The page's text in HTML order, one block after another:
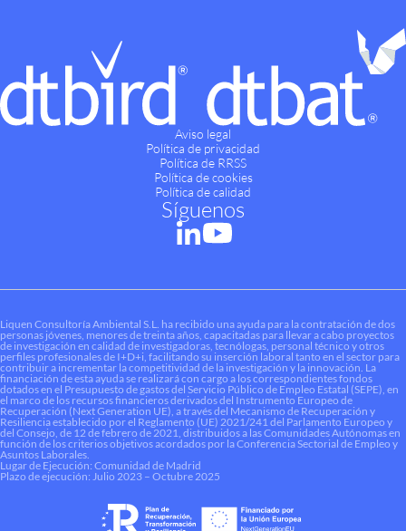
Aviso legal
Política de privacidad
Política de RRSS
Política de cookies
Política de calidad
Síguenos
Liquen Consultoría Ambiental S.L. ha recibido una ayuda para la contratación de dos
personas jóvenes, menores de treinta años, capacitadas para llevar a cabo proyectos
de investigación en calidad de investigadoras, tecnólogas, personal técnico y otros
perfiles profesionales de I+D+i, facilitando su inserción laboral tanto en el sector para
contribuir a incrementar la competitividad de la investigación y la innovación. La
financiación de esta ayuda se realizará con cargo a los correspondientes fondos
dotados en el Presupuesto de gastos del Servicio Público de Empleo Estatal (SEPE), en
el marco de los recursos financieros derivados del Instrumento Europeo de
Recuperación (Next Generation UE), a través del Mecanismo de Recuperación y
Resiliencia establecido por el Reglamento (UE) 2021/241 del Parlamento Europeo y
del Consejo, de 12 de febrero de 2021, distribuidos a las Comunidades Autónomas en
función de los criterios objetivos acordados por la Conferencia Sectorial de Empleo y
Asuntos Laborales.
Lugar de Ejecución: Comunidad de Madrid
Plazo de ejecución: Julio 2023 – Octubre 2025